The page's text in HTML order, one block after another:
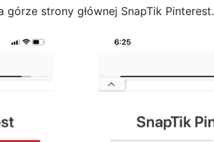
strony głównej SnapTik Pinterest.